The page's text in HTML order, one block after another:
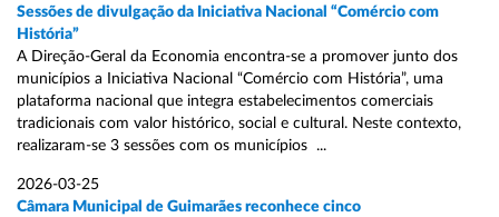
Sessões de divulgação da Iniciativa Nacional “Comércio com
História”
A Direção-Geral da Economia encontra-se a promover junto dos
municípios a Iniciativa Nacional “Comércio com História”, uma
plataforma nacional que integra estabelecimentos comerciais
tradicionais com valor histórico, social e cultural. Neste contexto,
realizaram-se 3 sessões com os municípios ...
2026-03-25
Câmara Municipal de Guimarães reconhece cinco